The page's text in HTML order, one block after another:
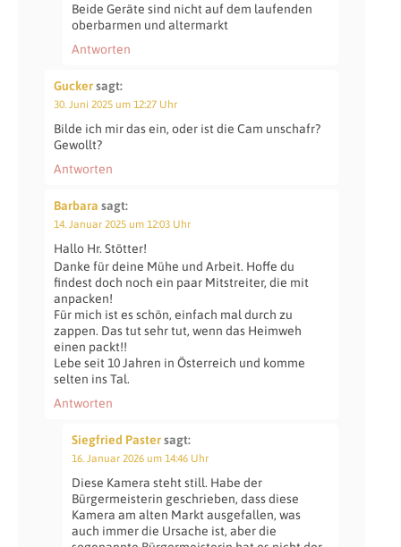
Beide Geräte sind nicht auf dem laufenden
oberbarmen und altermarkt
Antworten
Guckersagt:
30. Juni 2025 um 12:27 Uhr
Bilde ich mir das ein, oder ist die Cam unschafr?
Gewollt?
Antworten
Barbara sagt:
14. Januar 2025 um 12:03 Uhr
Hallo Hr. Stötter!
Danke für deine Mühe und Arbeit. Hoffe du
findest doch noch ein paar Mitstreiter, die mit
anpacken!
Für mich ist es schön, einfach mal durch zu
zappen. Das tut sehr tut, wenn das Heimweh
einen packt!!
Lebe seit 10 Jahren in Österreich und komme
selten ins Tal.
Antworten
Siegfried Pastersagt:
16. Januar 2026 um 14:46 Uhr
Diese Kamera steht still. Habe der
Bürgermeisterin geschrieben, dass diese
Kamera am alten Markt ausgefallen, was
auch immer die Ursache ist, aber die